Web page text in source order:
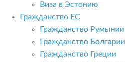
Виза в Эстонию
Гражданство ЕС
Гражданство Румынии
Гражданство Болгарии
Гражданство Греции